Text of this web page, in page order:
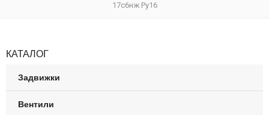
17с6нж Ру16
КАТАЛОГ
Задвижки
Вентили